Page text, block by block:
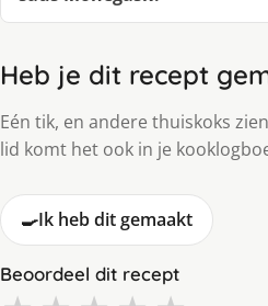
Heb je dit recept
Eén tik, en andere thuiskoks
lid komt het ook in je
🍳Ik heb dit gemaakt
Beoordeel dit recept